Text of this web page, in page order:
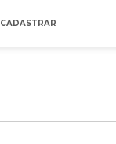
CADASTRAR